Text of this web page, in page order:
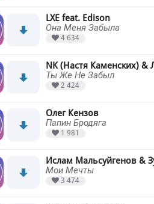
LXE feat. Edison
Она Меня Забыла
4 634
NK (Настя Каменских) &
Ты Же Не Забыл
2 424
Олег Кензов
Папин Бродяга
1 981
Ислам Мальсуйгенов &
Мои Мечты
3 474